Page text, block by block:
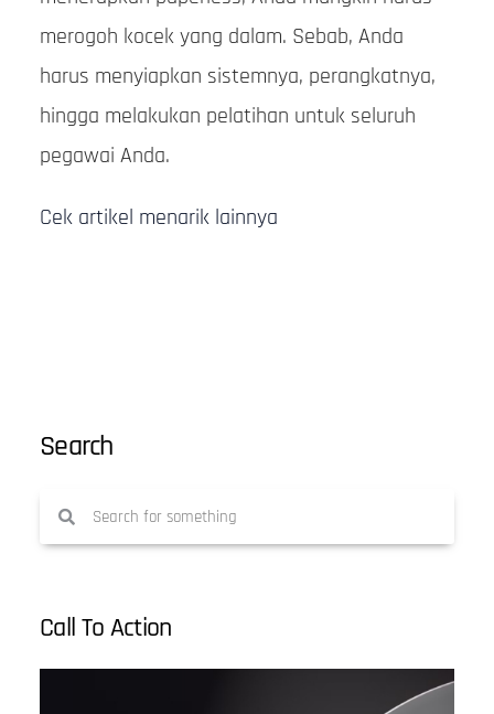
merogoh kocek yang dalam. Sebab, Anda
harus menyiapkan sistemnya, perangkatnya,
hingga melakukan pelatihan untuk seluruh
pegawai Anda.
Cek artikel menarik lainnya
Search
Call To Action